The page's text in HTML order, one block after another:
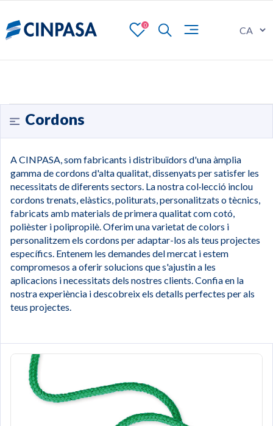
0
Cordons
A CINPASA, som fabricants i distribuïdors d'una àmplia
gamma de cordons d'alta qualitat, dissenyats per satisfer les
necessitats de diferents sectors. La nostra col·lecció inclou
cordons trenats, elàstics, politurats, personalitzats o tècnics,
fabricats amb materials de primera qualitat com cotó,
polièster i polipropilè. Oferim una varietat de colors i
personalitzem els cordons per adaptar-los als teus projectes
específics. Entenem les demandes del mercat i estem
compromesos a oferir solucions que s'ajustin a les
aplicacions i necessitats dels nostres clients. Confia en la
nostra experiència i descobreix els detalls perfectes per als
teus projectes.